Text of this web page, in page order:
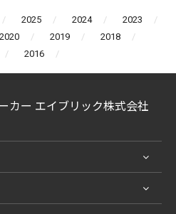
2025 2024
2023
2020 2019
2018
2016
カー エイブリック株式会社